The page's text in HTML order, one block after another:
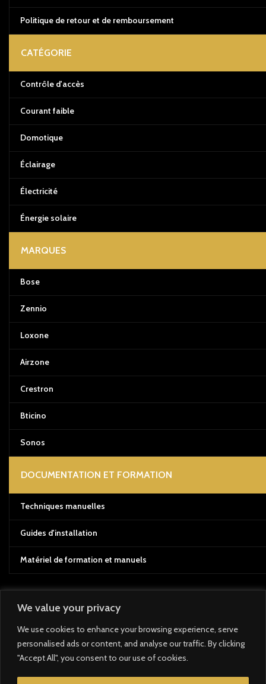
We value your privacy
We use cookies to enhance your browsing experience, serve
personalised ads or content, and analyse our traffic. By clicking
"Accept All", you consent to our use of cookies.
Politique de retour et de remboursement
CATÉGORIE
Contrôle d'accès
Courant faible
Domotique
Éclairage
Électricité
Énergie solaire
MARQUES
Bose
Zennio
Loxone
Airzone
Crestron
Bticino
Sonos
DOCUMENTATION ET FORMATION
Techniques manuelles
Guides d'installation
Matériel de formation et manuels
Système de paiement :
Système d'expédition :